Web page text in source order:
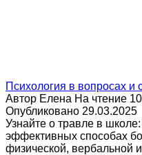
Психология в вопросах и
Автор Елена На чтение
Опубликовано 29.03.2025
Узнайте о травле в
эффективных способах
физической, вербальной